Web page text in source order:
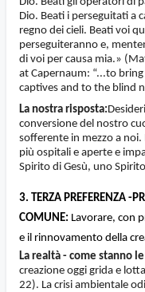
Dio. Beati i perseguitati a
regno dei cieli. Beati voi
perseguiteranno e,
di voi per causa mia.»
at Capernaum: “...to
captives and to the blind
La nostra risposta:
conversione del nostro
sofferente in mezzo a
più ospitali e aperte e
Spirito di Gesù, uno
3. TERZA PREFERENZA -
COMUNE: Lavorare, con
e il rinnovamento della
La realtà - come stanno
creazione oggi grida e
22). La crisi ambientale